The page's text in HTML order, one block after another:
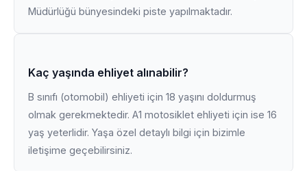
Müdürlüğü bünyesindeki piste yapılmaktadır.
Kaç yaşında ehliyet alınabilir?
B sınıfı (otomobil) ehliyeti için 18 yaşını doldurmuş
olmak gerekmektedir. A1 motosiklet ehliyeti için ise 16
yaş yeterlidir. Yaşa özel detaylı bilgi için bizimle
iletişime geçebilirsiniz.